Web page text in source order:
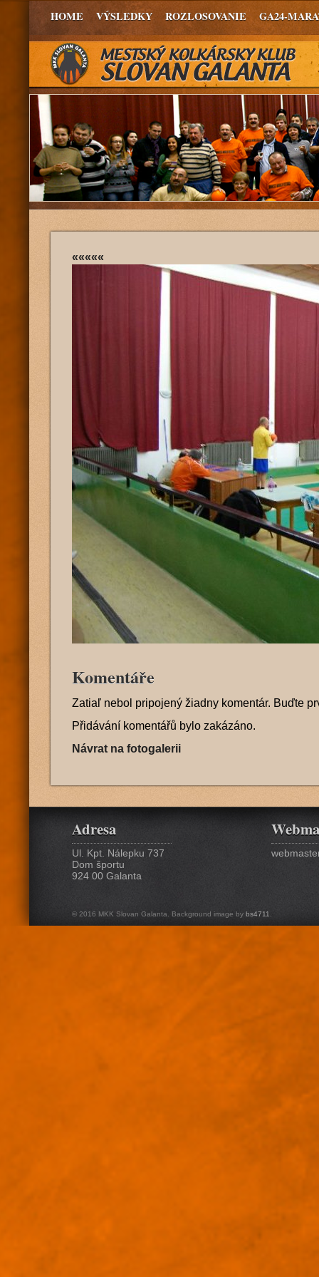
HOME VÝSLEDKY ROZLOSOVANIE GA24-
«««««
Komentáře
Zatiaľ nebol pripojený žiadny komentár. Buďte
Přidávání komentářů bylo zakázáno.
Návrat na fotogalerii
Adresa
Ul. Kpt. Nálepku 737
Dom športu
924 00 Galanta
© 2016 MKK Slovan Galanta. Background image by bs4711